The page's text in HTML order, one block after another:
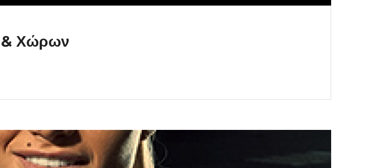
& Χώρων